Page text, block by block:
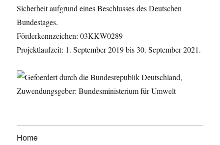
Sicherheit aufgrund eines Beschlusses des Deutschen
Bundestages.
Förderkennzeichen: 03KKW0289
Projektlaufzeit: 1. September 2019 bis 30. September 2021.
Home